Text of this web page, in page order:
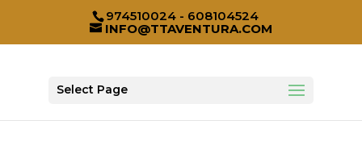
974510024 - 608104524
INFO@TTAVENTURA.COM
Select Page